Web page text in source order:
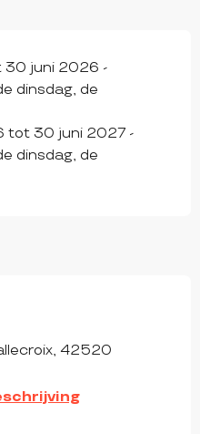
30 juni 2026 -
dinsdag, de
tot 30 juni 2027 -
dinsdag, de
42520